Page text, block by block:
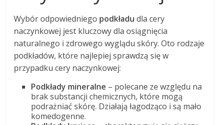
Wybór odpowiedniego podkładu dla cery
naczynkowej jest kluczowy dla osiągnięcia
naturalnego i zdrowego wyglądu skóry. Oto rodzaje
podkładów, które najlepiej sprawdzą się w
przypadku cery naczynkowej:
Podkłady mineralne – polecane ze względu na
brak substancji chemicznych, które mogą
podrażniać skórę. Działają łagodząco i są mało
komedogenne.